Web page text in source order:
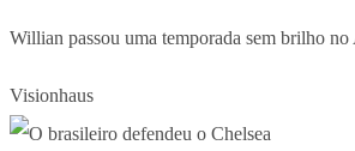
Willian passou uma temporada sem brilho no
Visionhaus